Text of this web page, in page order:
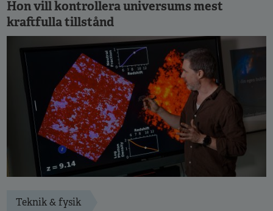
Hon vill kontrollera universums mest
kraftfulla tillstånd
Teknik & fysik